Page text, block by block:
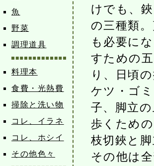
魚
野菜
調理道具
料理本
食費・光熱費
掃除と洗い物
コレ、イラネ
コレ、ホシイ
その他色々
けでも、
の三種類
も必要に
すための
り、日頃
ケツ・ゴ
子、脚立
歩くため
枝切鋏と
その他は